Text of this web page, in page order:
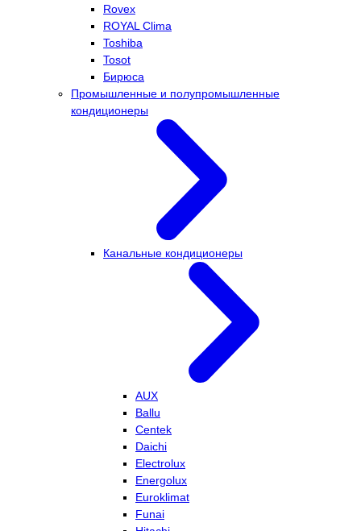
Rovex
ROYAL Clima
Toshiba
Tosot
Бирюса
Промышленные и полупромышленные
кондиционеры
Канальные кондиционеры
AUX
Ballu
Centek
Daichi
Electrolux
Energolux
Euroklimat
Funai